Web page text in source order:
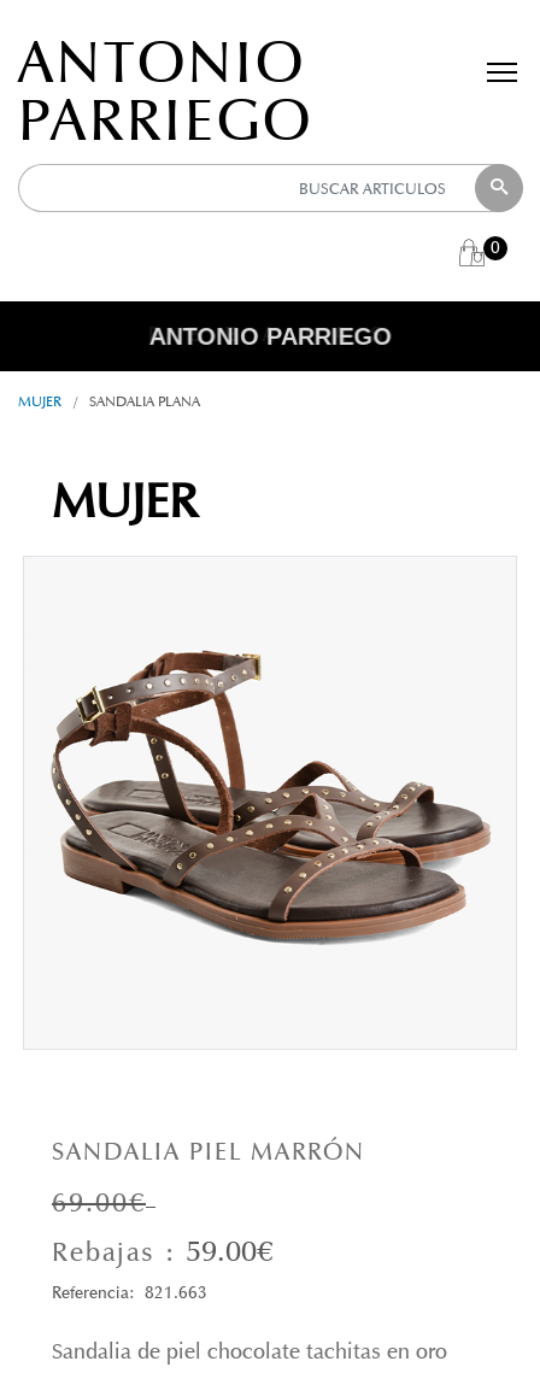
ANTONIO
PARRIEGO
0
R E B A J A S
ANTONIO PARRIEGO
MUJER / SANDALIA PLANA
MUJER
SANDALIA PIEL MARRÓN
69.00€
Rebajas : 59.00€
Referencia: 821.663
Sandalia de piel chocolate tachitas en oro